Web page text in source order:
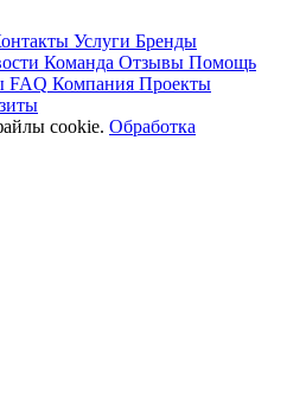
Услуги Бренды
Команда Отзывы Помощь
FAQ Компания Проекты
cookie. Обработка